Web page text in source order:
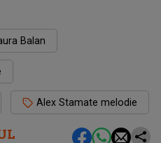
Balan
Alex Stamate melodie